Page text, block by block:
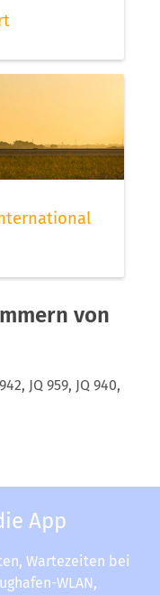
von
JQ 959, JQ 940,
App
Wartezeiten bei
WLAN,